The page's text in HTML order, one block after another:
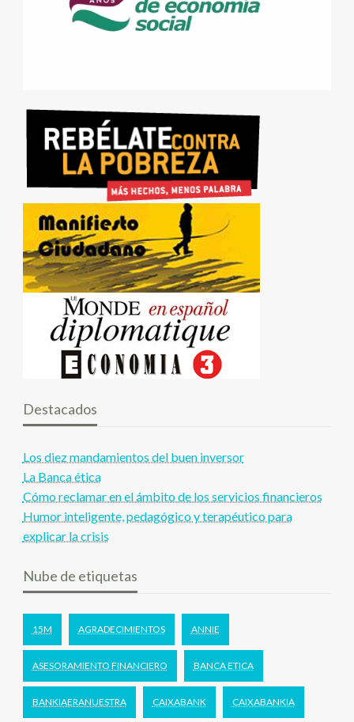
Destacados
Los diez mandamientos del buen inversor
La Banca ética
Cómo reclamar en el ámbito de los servicios financieros
Humor inteligente, pedagógico y terapéutico para
explicar la crisis
Nube de etiquetas
15M AGRADECIMIENTOS ANNIE
ASESORAMIENTO FINANCIERO BANCA ETICA
BANKIAERANUESTRA CAIXABANK CAIXABANKIA